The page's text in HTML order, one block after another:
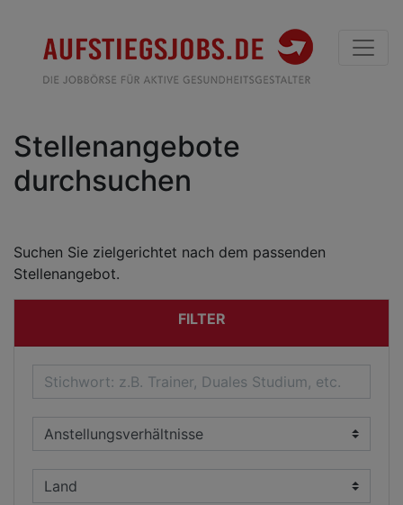
Stellenangebote
durchsuchen
Suchen Sie zielgerichtet nach dem passenden
Stellenangebot.
FILTER